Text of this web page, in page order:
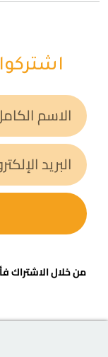
من خلال الاشتراك